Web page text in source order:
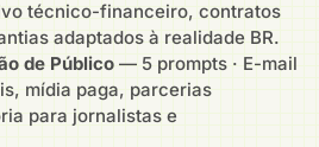
técnico-financeiro, contratos
adaptados à realidade BR.
de Público — 5 prompts · E-mail
mídia paga, parcerias
para jornalistas e